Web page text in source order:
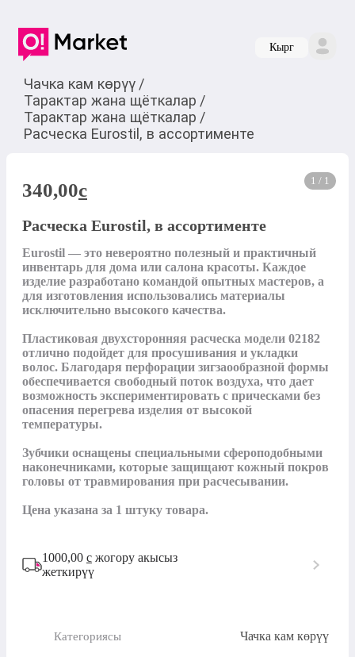
Кырг
Чачка кам көрүү /
Тарактар жана щёткалар /
Тарактар жана щёткалар /
Расческа Eurostil, в ассортименте
1 / 1
340,00c
Расческа Eurostil, в ассортименте
Eurostil — это невероятно полезный и практичный
инвентарь для дома или салона красоты. Каждое
изделие разработано командой опытных мастеров, а
для изготовления использовались материалы
исключительно высокого качества.
Пластиковая двухсторонняя расческа модели 02182
отлично подойдет для просушивания и укладки
волос. Благодаря перфорации зигзаообразной формы
обеспечивается свободный поток воздуха, что дает
возможность экспериментировать с прическами без
опасения перегрева изделия от высокой
температуры.
Зубчики оснащены специальными сфероподобными
наконечниками, которые защищают кожный покров
головы от травмирования при расчесывании.
Цена указана за 1 штуку товара.
1000,00 с жогору акысыз
жеткирүү
Категориясы Чачка кам көрүү